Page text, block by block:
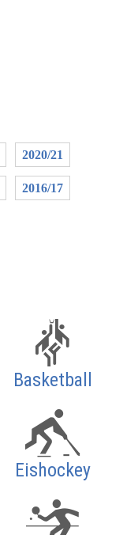
2020/21
2016/17
Basketball
Eishockey